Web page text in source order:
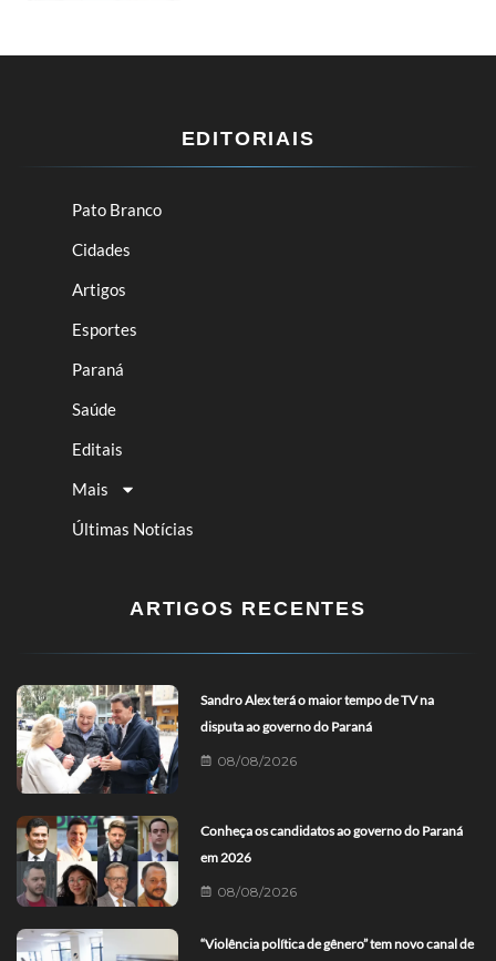
EDITORIAIS
Pato Branco
Cidades
Artigos
Esportes
Paraná
Saúde
Editais
Mais
Últimas Notícias
ARTIGOS RECENTES
Sandro Alex terá o maior tempo de TV na
disputa ao governo do Paraná
08/08/2026
Conheça os candidatos ao governo do Paraná
em 2026
08/08/2026
“Violência política de gênero” tem novo canal de